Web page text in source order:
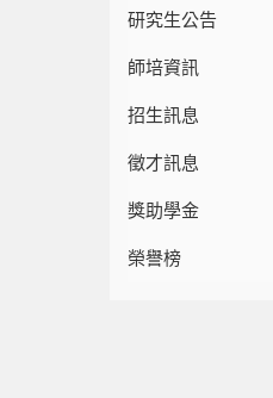
研究生公告
師培資訊
招生訊息
徵才訊息
獎助學金
榮譽榜